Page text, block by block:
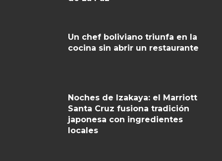
Un chef boliviano triunfa en la
cocina sin abrir un restaurante
Noches de Izakaya: el Marriott
Santa Cruz fusiona tradición
japonesa con ingredientes
locales